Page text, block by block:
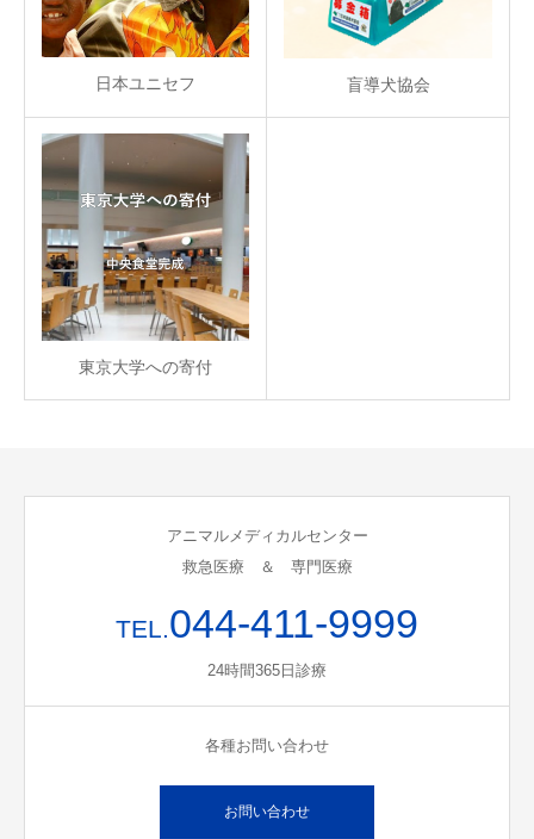
日本ユニセフ 盲導犬協会
東京大学への寄付
アニマルメディカルセンター
救急医療 ＆ 専門医療
TEL.044-411-9999
24時間365日診療
各種お問い合わせ
お問い合わせ